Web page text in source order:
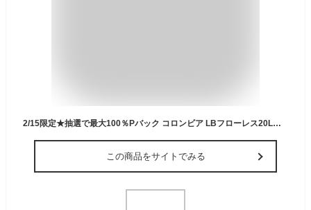
2/15限定★抽選で最大100％Pバック コロンビア LBフローレス20Lバックパック PU8681 029 トレッキング バックパック : Grill Heather Columbia
この商品をサイトでみる